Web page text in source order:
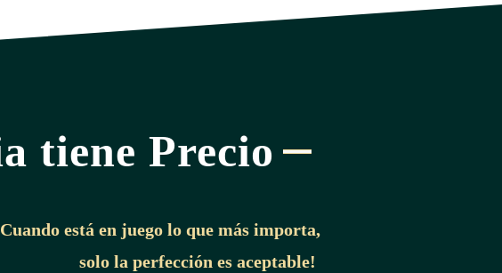
tiene Precio
está en juego lo que más importa,
solo la perfección es aceptable!